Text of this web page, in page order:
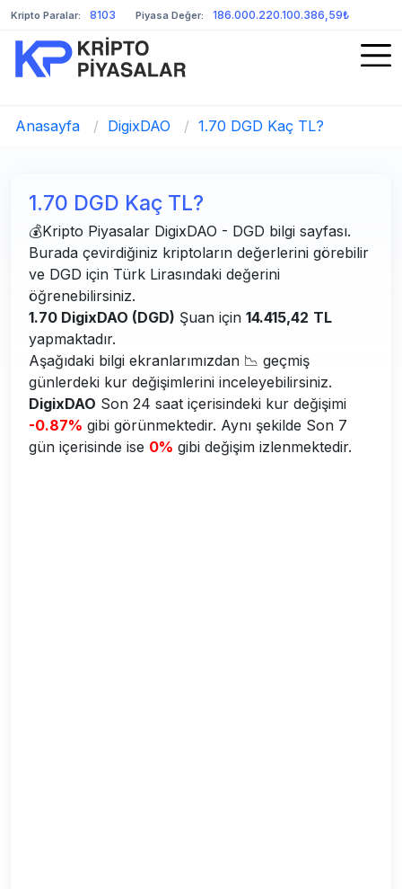
Kripto Paralar: 8103 Piyasa Değer: 186.000.220.100.386,59₺
Anasayfa / DigixDAO / 1.70 DGD Kaç TL?
1.70 DGD Kaç TL?
💰Kripto Piyasalar DigixDAO - DGD bilgi sayfası.
Burada çevirdiğiniz kriptoların değerlerini görebilir
ve DGD için Türk Lirasındaki değerini
öğrenebilirsiniz.
1.70 DigixDAO (DGD) Şuan için 14.415,42 TL
yapmaktadır.
Aşağıdaki bilgi ekranlarımızdan 📉 geçmiş
günlerdeki kur değişimlerini inceleyebilirsiniz.
DigixDAO Son 24 saat içerisindeki kur değişimi
-0.87% gibi görünmektedir. Aynı şekilde Son 7
gün içerisinde ise 0% gibi değişim izlenmektedir.